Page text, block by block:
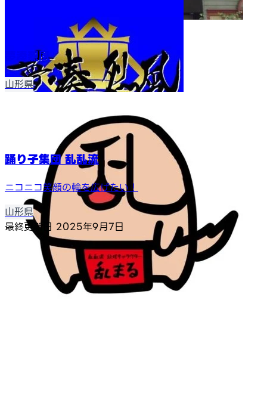
夢湊烈風
山形県
踊り子集団 乱乱流
ニコニコ笑顔の輪を広げたい！
山形県
最終更新日 2025年9月7日